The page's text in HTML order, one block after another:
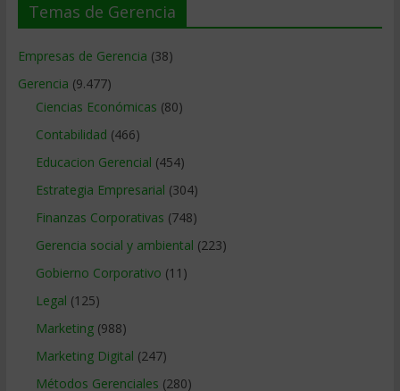
Temas de Gerencia
Empresas de Gerencia (38)
Gerencia (9.477)
Ciencias Económicas (80)
Contabilidad (466)
Educacion Gerencial (454)
Estrategia Empresarial (304)
Finanzas Corporativas (748)
Gerencia social y ambiental (223)
Gobierno Corporativo (11)
Legal (125)
Marketing(988)
Marketing Digital (247)
Métodos Gerenciales (280)